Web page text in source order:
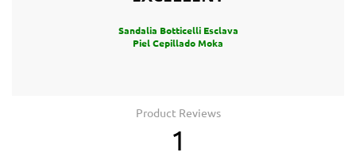
Sandalia Botticelli Esclava
Piel Cepillado Moka
Product Reviews
1